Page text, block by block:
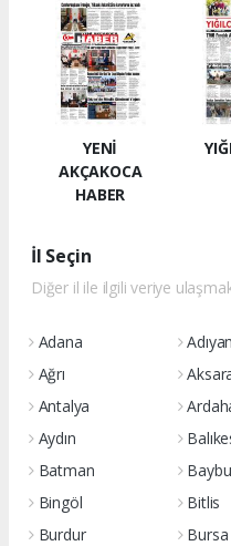
YENİ
AKÇAKOCA
HABER
İl Seçin
Diğer il ile ilgili veriye
Adana
Ağrı
Antalya
Aydın
Batman
Bingöl
Bitlis
Burdur
Bursa